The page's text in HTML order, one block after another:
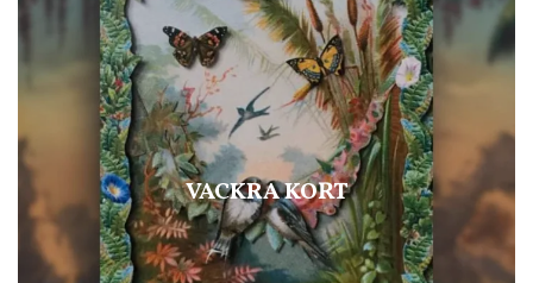
VACKRA KORT